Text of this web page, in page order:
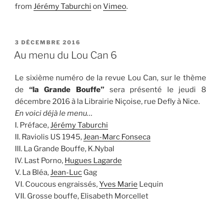
from Jérémy Taburchi on Vimeo.
PUBLIÉ
LE
3 DÉCEMBRE 2016
Au menu du Lou Can 6
Le sixième numéro de la revue Lou Can, sur le thème
de “la Grande Bouffe”sera présenté le jeudi 8
décembre 2016 à la Librairie Niçoise, rue Defly à Nice.
En voici déjà le menu…
I. Préface,Jérémy Taburchi
II. Raviolis US 1945,Jean-Marc Fonseca
III. La Grande Bouffe, K.Nybal
IV. Last Porno, Hugues Lagarde
V. La Bléa,Jean-Luc Gag
VI. Coucous engraissés,Yves Marie Lequin
VII. Grosse bouffe, Elisabeth Morcellet